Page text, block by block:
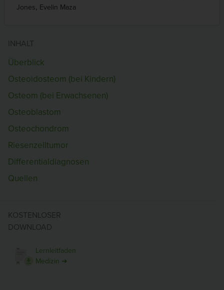
Jones, Evelin Maza
INHALT
Überblick
Osteoidosteom (bei Kindern)
Osteom (bei Erwachsenen)
Osteoblastom
Osteochondrom
Riesenzelltumor
Differentialdiagnosen
Quellen
KOSTENLOSER
DOWNLOAD
Lernleitfaden
Medizin ➜